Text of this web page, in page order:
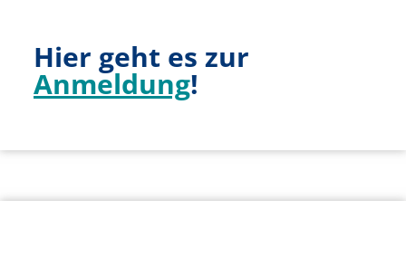
Hier geht es zur
Anmeldung!